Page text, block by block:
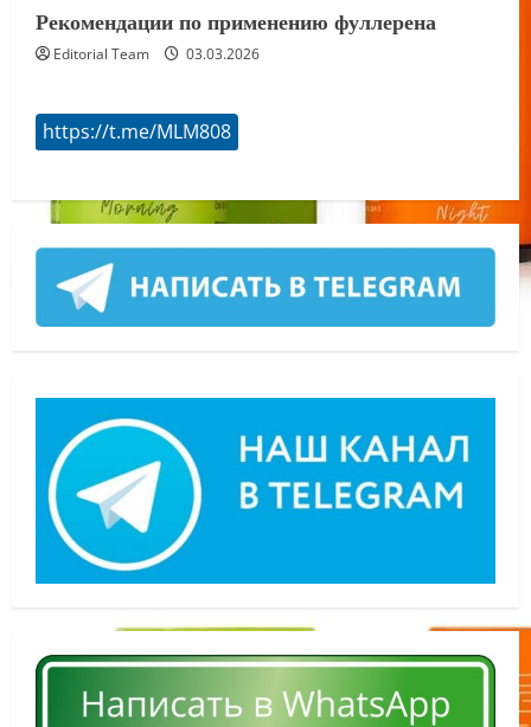
Рекомендации по применению фуллерена
Editorial Team 03.03.2026
https://t.me/MLM808